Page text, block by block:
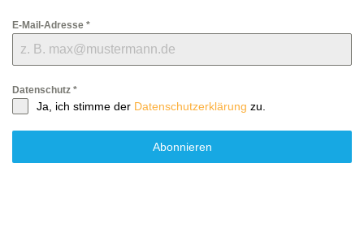
E-Mail-Adresse *
Datenschutz *
Ja, ich stimme der Datenschutzerklärung zu.
Abonnieren